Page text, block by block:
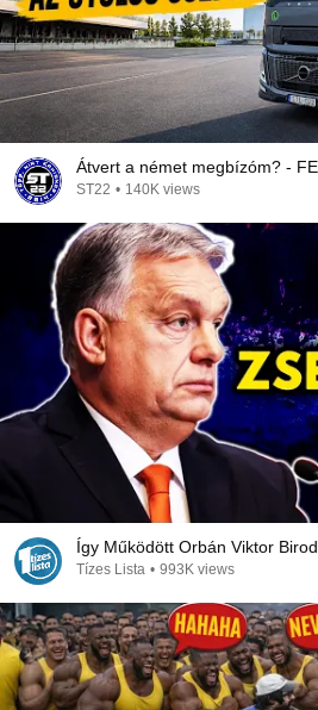
Átvert a német megbízóm? -
ST22 • 140K views
Így Működött Orbán Viktor
Tízes Lista • 993K views